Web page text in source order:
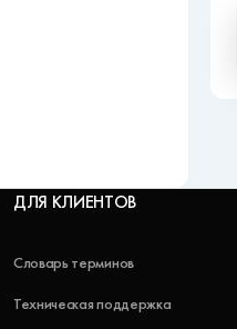
ДЛЯ КЛИЕНТОВ
Словарь терминов
Техническая поддержка